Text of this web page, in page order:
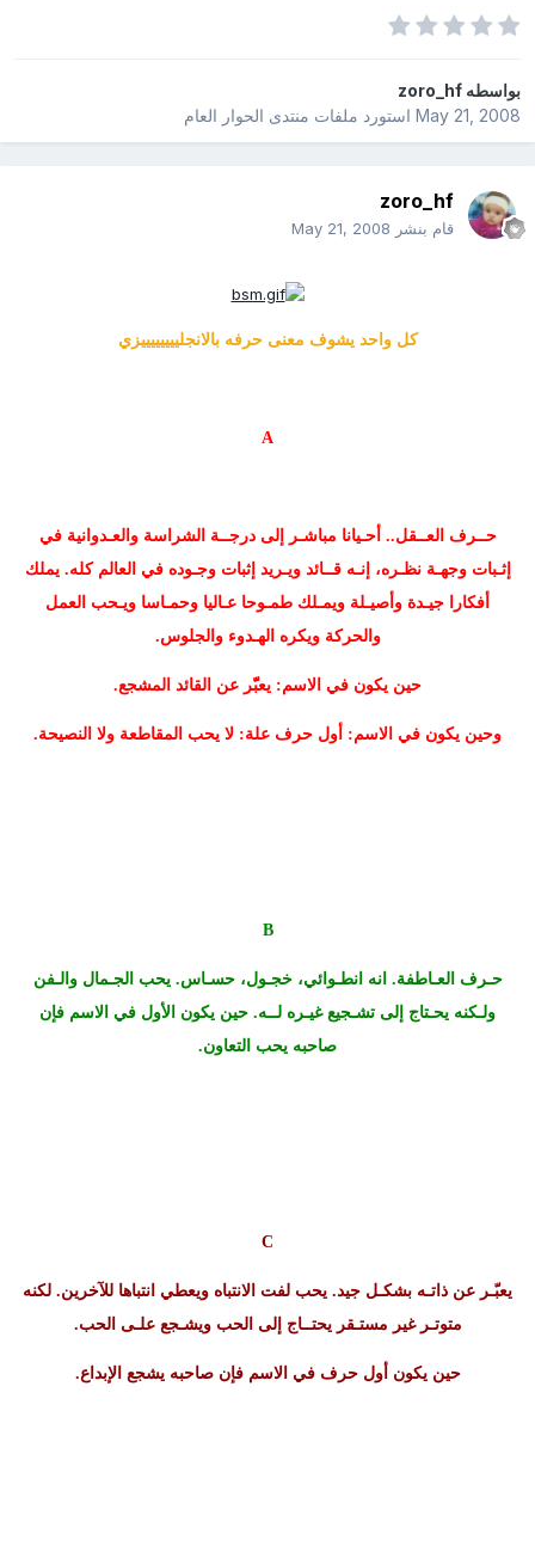
بواسطهzoro_hf
May 21, 2008استورد ملفات منتدى الحوار العام
zoro_hf
قام بنشر May 21, 2008
كل واحد يشوف معنى حرفه بالانجلييييييييزي
A
حــرف العــقل.. أحـيانا مباشـر إلى درجــة الشراسة والعـدوانية في
إثـبات وجهـة نظـره، إنـه قــائد ويـريد إثبات وجـوده في العالم كله. يملك
أفكارا جيـدة وأصيـلة ويمـلك طمـوحا عـاليا وحمـاسا ويـحب العمل
والحركة ويكره الهـدوء والجلوس.
حين يكون في الاسم: يعبّّر عن القائد المشجع.
وحين يكون في الاسم: أول حرف علة: لا يحب المقاطعة ولا النصيحة.
B
حـرف العـاطفة. انه انطـوائي، خجـول، حسـاس. يحب الجـمال والـفن
ولـكنه يحـتاج إلى تشـجيع غيـره لــه. حين يكون الأول في الاسم فإن
صاحبه يحب التعاون.
C
يعبّـر عن ذاتـه بشكـل جيد. يحب لفت الانتباه ويعطي انتباها للآخرين. لكنه
متوتـر غير مستـقر يحتــاج إلى الحب ويشـجع علـى الحب.
حين يكون أول حرف في الاسم فإن صاحبه يشجع الإبداع.